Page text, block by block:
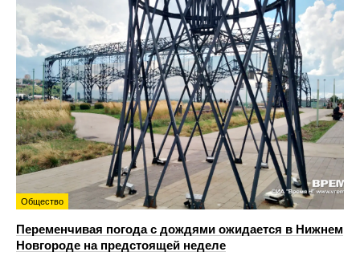
Общество
Переменчивая погода с дождями ожидается в Нижнем
Новгороде на предстоящей неделе